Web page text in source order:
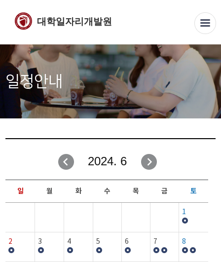
대학일자리개발원
일정안내
2024. 6
일 월 화 수 목 금 토
1
2 3 4 5 6 7 8